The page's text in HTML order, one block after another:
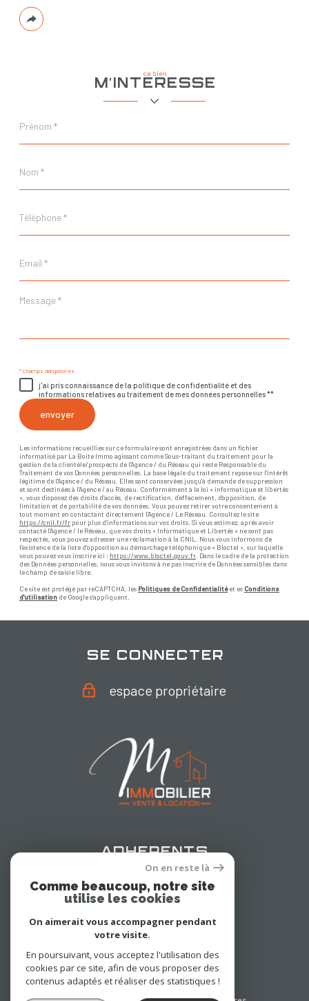
Plus
de
ce bien
m'intéresse
*
*
*
*
Message
* Champs obligatoires
j'ai pris connaissance de la politique de confidentialité et des
informations relatives au traitement de mes données personnelles **
envoyer
Les informations recueillies sur ce formulaire sont enregistrées dans un fichier
informatisé par La Boite Immo agissant comme Sous-traitant du traitement pour la
gestion de la clientèle/prospects de l'Agence / du Réseau qui reste Responsable du
Traitement de vos Données personnelles. La base légale du traitement repose sur l'intérêt
légitime de l'Agence / du Réseau. Elles sont conservées jusqu'à demande de suppression
et sont destinées à l'Agence / au Réseau. Conformément à la loi « informatique et libertés
», vous disposez des droits d’accès, de rectification, d’effacement, d’opposition, de
limitation et de portabilité de vos données. Vous pouvez retirer votre consentement à
tout moment en contactant directement l’Agence / Le Réseau. Consultez le site
https://cnil.fr/fr pour plus d’informations sur vos droits. Si vous estimez, après avoir
contacté l'Agence / le Réseau, que vos droits « Informatique et Libertés » ne sont pas
respectés, vous pouvez adresser une réclamation à la CNIL. Nous vous informons de
l’existence de la liste d'opposition au démarchage téléphonique « Bloctel », sur laquelle
vous pouvez vous inscrire ici : https://www.bloctel.gouv.fr . Dans le cadre de la protection
des Données personnelles, nous vous invitons à ne pas inscrire de Données sensibles dans
le champ de saisie libre.
Ce site est protégé par reCAPTCHA, les Politiques de Confidentialitéet es Conditions
d'utilisation de Google s'appliquent.
se connecter
espace propriétaire
adhérents
© 2022 Tous droits réservés
On en reste là
Comme beaucoup, notre site
utilise les cookies
On aimerait vous accompagner pendant
votre visite.
En poursuivant, vous acceptez l'utilisation des
cookies par ce site, afin de vous proposer des
contenus adaptés et réaliser des statistiques !